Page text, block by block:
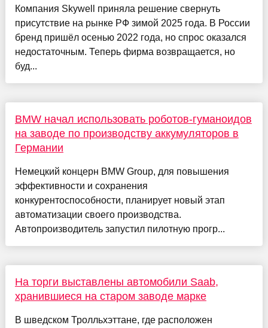
Компания Skywell приняла решение свернуть
присутствие на рынке РФ зимой 2025 года. В России
бренд пришёл осенью 2022 года, но спрос оказался
недостаточным. Теперь фирма возвращается, но
буд...
BMW начал использовать роботов-гуманоидов
на заводе по производству аккумуляторов в
Германии
Немецкий концерн BMW Group, для повышения
эффективности и сохранения
конкурентоспособности, планирует новый этап
автоматизации своего производства.
Автопроизводитель запустил пилотную прогр...
На торги выставлены автомобили Saab,
хранившиеся на старом заводе марке
В шведском Тролльхэттане, где расположен